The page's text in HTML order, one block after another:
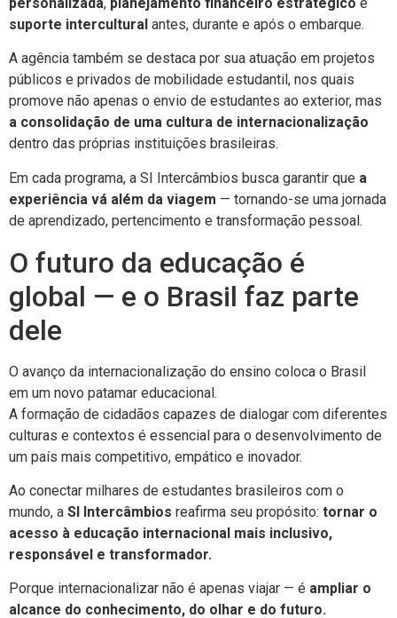
suporte intercultural antes, durante e após o embarque.
A agência também se destaca por sua atuação em projetos
públicos e privados de mobilidade estudantil, nos quais
promove não apenas o envio de estudantes ao exterior, mas
a consolidação de uma cultura de internacionalização
dentro das próprias instituições brasileiras.
Em cada programa, a SI Intercâmbios busca garantir que a
experiência vá além da viagem — tornando-se uma jornada
de aprendizado, pertencimento e transformação pessoal.
O futuro da educação é
global — e o Brasil faz parte
dele
O avanço da internacionalização do ensino coloca o Brasil
em um novo patamar educacional.
A formação de cidadãos capazes de dialogar com diferentes
culturas e contextos é essencial para o desenvolvimento de
um país mais competitivo, empático e inovador.
Ao conectar milhares de estudantes brasileiros com o
mundo, a SI Intercâmbios reafirma seu propósito: tornar o
acesso à educação internacional mais inclusivo,
responsável e transformador.
Porque internacionalizar não é apenas viajar — é ampliar o
alcance do conhecimento, do olhar e do futuro.